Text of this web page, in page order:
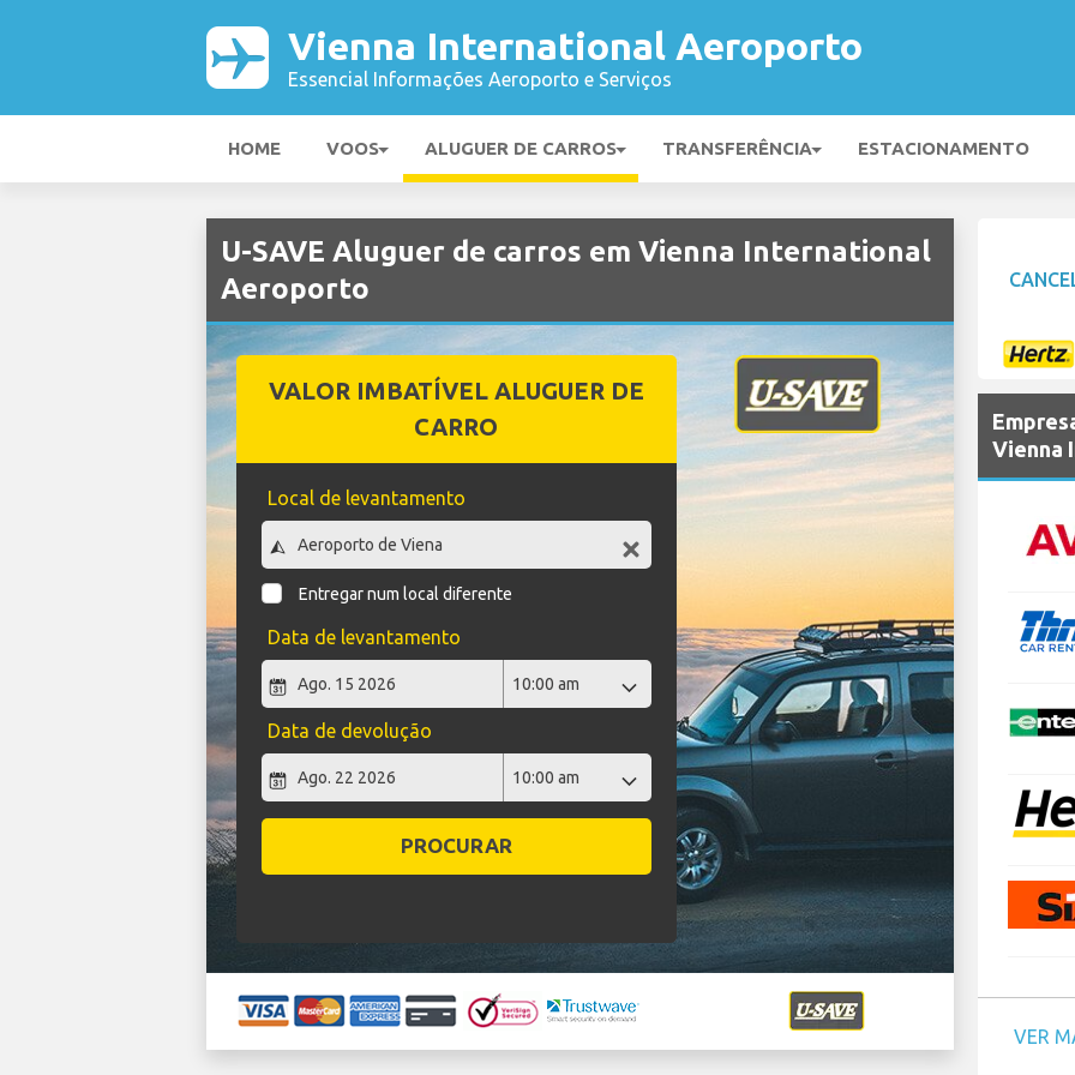
Vienna International Aeroporto
Essencial Informações Aeroporto e Serviços
HOME VOOS ALUGUER DE CARROS TRANSFERÊNCIA ESTACIONAMENTO
U-SAVE Aluguer de carros em Vienna International
Aeroporto
VALOR IMBATÍVEL ALUGUER DE
CARRO
Local de levantamento
Entregar num local diferente
Data de levantamento
Data de devolução
PROCURAR
Vienna
VER